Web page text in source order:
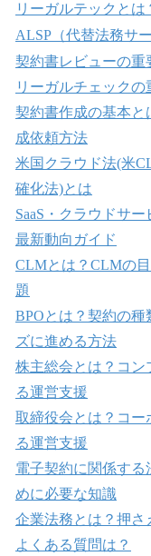
リーガルテックとは
ALSP（代替法務サ
契約書レビューの重
リーガルチェック
契約書作成の基本と
成依頼方法
米国クラウド法(米
確化法)とは
SaaS・クラウドサ
最新動向ガイド
CLMとは？CLMの
題
BPOとは？契約の
ズに進める方法
株主総会とは？コン
る運営支援
取締役会とは？コー
る運営支援
電子契約に関係する
めに必要な知識
企業法務とは？押さ
よくある質問は？